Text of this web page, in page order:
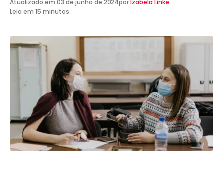
Atualizado em 03 de junho de 2024porIzabela Linke
Leia em 15 minutos